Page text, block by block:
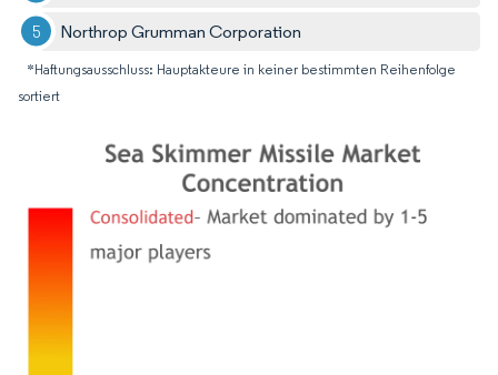
Northrop Grumman Corporation
*Haftungsausschluss: Hauptakteure in keiner bestimmten Reihenfolge
sortiert